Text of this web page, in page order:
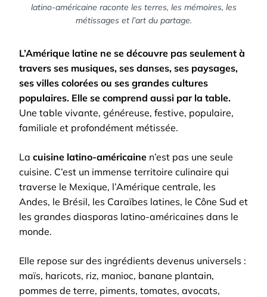
latino-américaine raconte les terres, les mémoires, les
métissages et l’art du partage.
L’Amérique latine ne se découvre pas seulement à
travers ses musiques, ses danses, ses paysages,
ses villes colorées ou ses grandes cultures
populaires. Elle se comprend aussi par la table.
Une table vivante, généreuse, festive, populaire,
familiale et profondément métissée.
La cuisine latino-américaine n’est pas une seule
cuisine. C’est un immense territoire culinaire qui
traverse le Mexique, l’Amérique centrale, les
Andes, le Brésil, les Caraïbes latines, le Cône Sud et
les grandes diasporas latino-américaines dans le
monde.
Elle repose sur des ingrédients devenus universels :
maïs, haricots, riz, manioc, banane plantain,
pommes de terre, piments, tomates, avocats,